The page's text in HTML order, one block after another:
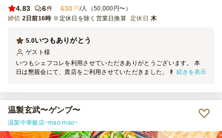
4.83
6件 630 円/人（50,000円〜）
締切 2日前16時 ※定休日を除く営業日換算 定休日 木
いつもありがとう
5.0
ゲスト 様
いつもシェフコレを利用させていただきありがとうございます。 本
日は懇親会にて、貴店をご利用させていただきました。 料理の見た
続きを表示
温製玄武〜ゲンブ〜
温製中華飯店~mao mao~